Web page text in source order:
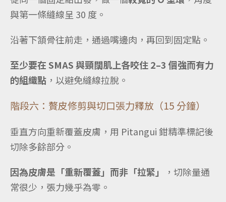
與第一條縫線呈 30 度。
沿著下頷骨往前走，通過嘴邊肉，再回到固定點。
至少要在 SMAS 與頸闊肌上各咬住 2–3 個強而有力
的組織點 ，以避免縫線拉脫。
階段六：贅皮修剪與切口張力釋放（15 分鐘）
垂直方向重新覆蓋皮膚，用 Pitangui 鉗精準標記後
切除多餘部分。
因為皮膚是「重新覆蓋」而非「拉緊」
，切除量通
常很少，張力幾乎為零。